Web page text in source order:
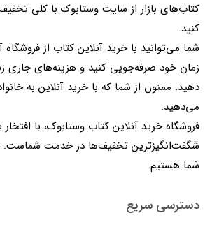
کتاب‌های بازار از سایت وستابوک با کلی
کنید.
شما می‌توانید با خرید آنلاین کتاب از فروشگاه
زمان خود صرفه‌جویی کنید و هزینه‌های جاری
دهید. ممنون از شما که با خرید آنلاین به
می‌دهید.
فروشگاه خرید آنلاین کتاب وستابوک، با
شگفت‌انگیزترین تخفیف‌ها در خدمت شماست.
شما هستیم.
دسترسی سریع